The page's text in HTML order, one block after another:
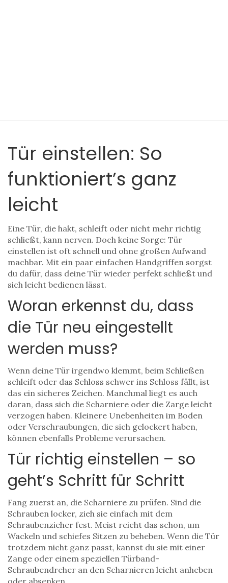
Tür einstellen: So
funktioniert’s ganz
leicht
Eine Tür, die hakt, schleift oder nicht mehr richtig
schließt, kann nerven. Doch keine Sorge: Tür
einstellen ist oft schnell und ohne großen Aufwand
machbar. Mit ein paar einfachen Handgriffen sorgst
du dafür, dass deine Tür wieder perfekt schließt und
sich leicht bedienen lässt.
Woran erkennst du, dass
die Tür neu eingestellt
werden muss?
Wenn deine Tür irgendwo klemmt, beim Schließen
schleift oder das Schloss schwer ins Schloss fällt, ist
das ein sicheres Zeichen. Manchmal liegt es auch
daran, dass sich die Scharniere oder die Zarge leicht
verzogen haben. Kleinere Unebenheiten im Boden
oder Verschraubungen, die sich gelockert haben,
können ebenfalls Probleme verursachen.
Tür richtig einstellen – so
geht’s Schritt für Schritt
Fang zuerst an, die Scharniere zu prüfen. Sind die
Schrauben locker, zieh sie einfach mit dem
Schraubenzieher fest. Meist reicht das schon, um
Wackeln und schiefes Sitzen zu beheben. Wenn die Tür
trotzdem nicht ganz passt, kannst du sie mit einer
Zange oder einem speziellen Türband-
Schraubendreher an den Scharnieren leicht anheben
oder absenken.